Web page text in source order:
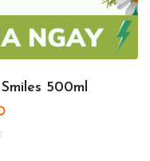
500ml